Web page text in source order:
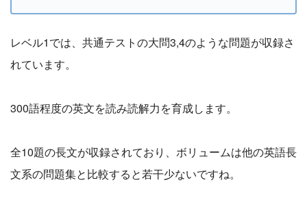
レベル1では、共通テストの大問3,4のような問題が収録さ
れています。
300語程度の英文を読み読解力を育成します。
全10題の長文が収録されており、ボリュームは他の英語長
文系の問題集と比較すると若干少ないですね。